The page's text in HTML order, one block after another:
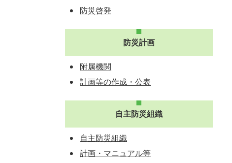
防災啓発
防災計画
附属機関
計画等の作成・公表
自主防災組織
自主防災組織
計画・マニュアル等